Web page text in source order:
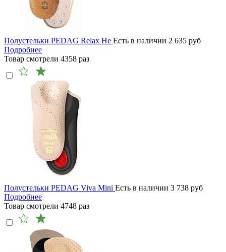
Полустельки PEDAG Relax He Есть в наличии 2 635 руб
Подробнее
Товар смотрели 4358 раз
Полустельки PEDAG Viva Mini Есть в наличии 3 738 руб
Подробнее
Товар смотрели 4748 раз